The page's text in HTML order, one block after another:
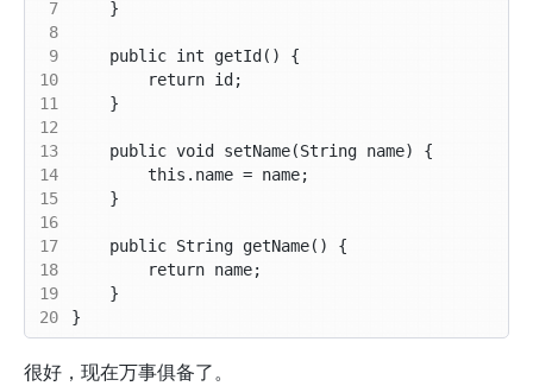
7
8
9
10
11
12
13
14
15
16
17
18
19
20
很好，现在万事俱备了。